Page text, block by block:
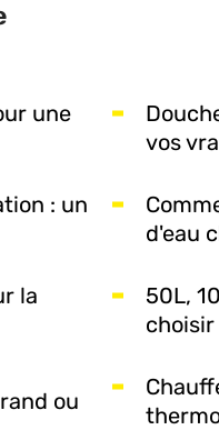
une
vos
: un
d'eau
la
50L,
choisir
ou